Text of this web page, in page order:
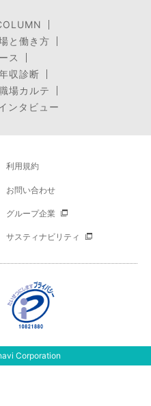
と働き方
ス
収診断
場カルテ
ンタビュー
利用規約
お問い合わせ
グループ企業
サスティナビリティ
Corporation